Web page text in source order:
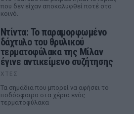
που δεν είχαν αποκαλυφθεί ποτέ στο
κοινό.
Ντίντα: Το παραμορφωμένο
δάχτυλο του θρυλικού
τερματοφύλακα της Μίλαν
έγινε αντικείμενο συζήτησης
ΧΤΕΣ
Τα σημάδια που μπορεί να αφήσει το
ποδόσφαιρο στα χέρια ενός
τερματοφύλακα